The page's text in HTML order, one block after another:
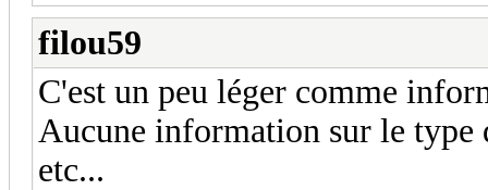
filou59
C'est un peu léger comme
Aucune information sur le type
etc...